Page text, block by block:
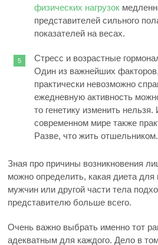
физических нагрузок
представителей сильного
показателей на весах.
Стресс и возрастные
Один из важнейших
практически невозможно
ежедневную активность
то генетику изменить
современном мире также
Разве, что жить отшельником.
Зная про причины возникновения
можно определить, какая диета
мужчин или другой части тела
представителю больше всего.
Очень важно выбрать именно тот
адекватным для каждого. Дело в